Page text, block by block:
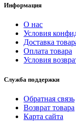
Информация
О нас
Условия
Доставка
Оплата товара
Условия
Служба поддержки
Обратная связь
Возврат товара
Карта сайта